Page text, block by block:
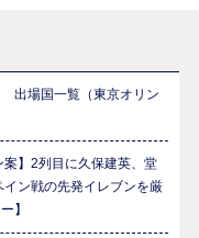
場国一覧（東京オリン
案】2列目に久保建英、堂
ン戦の先発イレブンを厳
】